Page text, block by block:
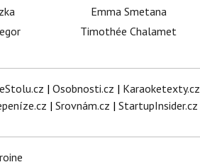
Emma Smetana
Timothée Chalamet
| Osobnosti.cz | Karaoketexty.cz
| Srovnám.cz | StartupInsider.cz